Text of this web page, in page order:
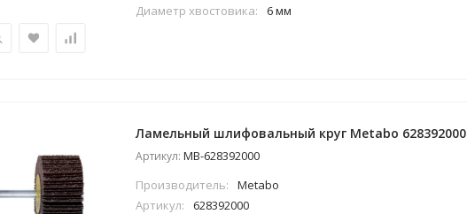
Диаметр хвостовика:
6 мм
Ламельный шлифовальный круг Metabo 628392000
Артикул: MB-628392000
Производитель:
Metabo
Артикул:
628392000